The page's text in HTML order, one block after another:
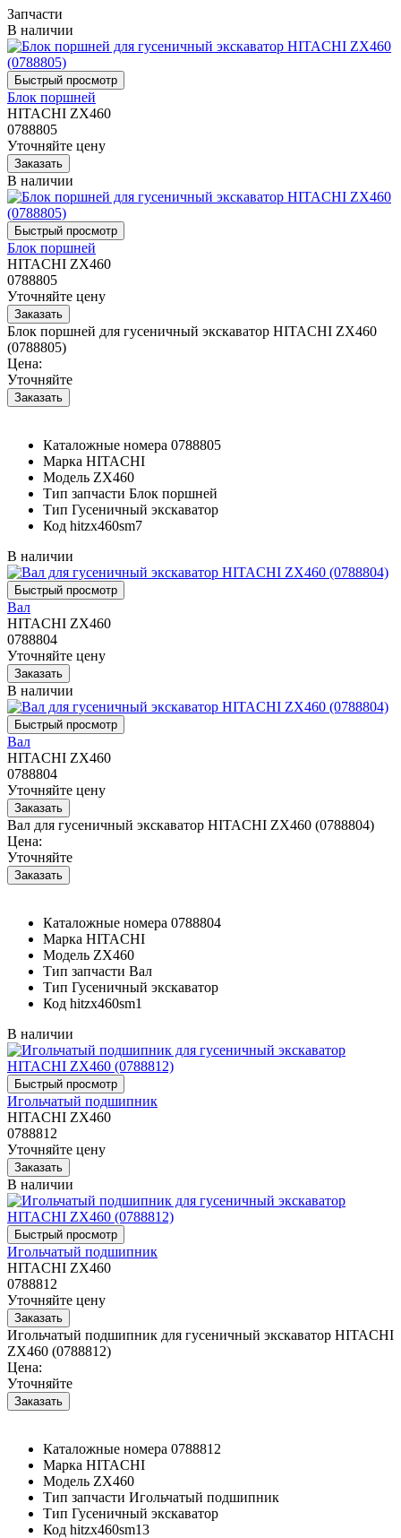
Запчасти
В наличии
Блок поршней
HITACHI ZX460
0788805
Уточняйте цену
В наличии
Блок поршней
HITACHI ZX460
0788805
Уточняйте цену
Блок поршней для гусеничный экскаватор HITACHI ZX460
(0788805)
Цена:
Уточняйте
Каталожные номера 0788805
Марка HITACHI
Модель ZX460
Тип запчасти Блок поршней
Тип Гусеничный экскаватор
Код hitzx460sm7
В наличии
Вал
HITACHI ZX460
0788804
Уточняйте цену
В наличии
Вал
HITACHI ZX460
0788804
Уточняйте цену
Вал для гусеничный экскаватор HITACHI ZX460 (0788804)
Цена:
Уточняйте
Каталожные номера 0788804
Марка HITACHI
Модель ZX460
Тип запчасти Вал
Тип Гусеничный экскаватор
Код hitzx460sm1
В наличии
Игольчатый подшипник
HITACHI ZX460
0788812
Уточняйте цену
В наличии
Игольчатый подшипник
HITACHI ZX460
0788812
Уточняйте цену
Игольчатый подшипник для гусеничный экскаватор HITACHI
ZX460 (0788812)
Цена:
Уточняйте
Каталожные номера 0788812
Марка HITACHI
Модель ZX460
Тип запчасти Игольчатый подшипник
Тип Гусеничный экскаватор
Код hitzx460sm13